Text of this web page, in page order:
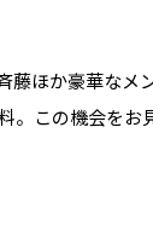
藤ほか豪華なメ
。この機会をお